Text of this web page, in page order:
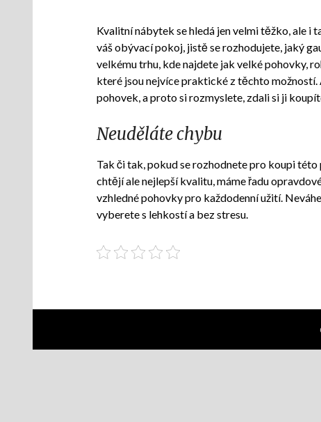
Kvalitní nábytek se hledá jen velmi těžko, ale i
váš obývací pokoj, jistě se rozhodujete, jaký
velkému trhu, kde najdete jak velké pohovky,
které jsou nejvíce praktické z těchto
pohovek, a proto si rozmyslete, zdali si ji
Neuděláte chybu
Tak či tak, pokud se rozhodnete pro koupi
chtějí ale nejlepší kvalitu, máme řadu
vzhledné pohovky pro každodenní užití.
vyberete s lehkostí a bez stresu.